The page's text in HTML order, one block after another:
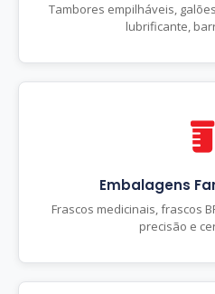
Tambores empilháveis,
lubrificante,
Embalagens
Frascos medicinais, frascos
precisão e